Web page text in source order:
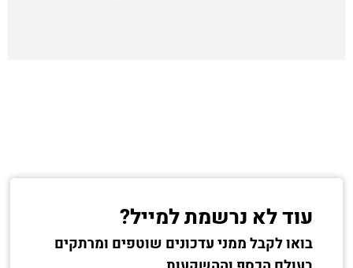
עוד לא נרשמת למייל?
בואו לקבל ממני עדכונים שוטפים ומרתקים